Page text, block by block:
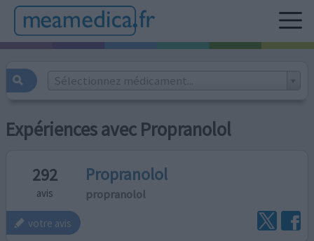
Sélectionnez médicament...
Expériences avec Propranolol
292
avis
Propranolol
propranolol
votre avis